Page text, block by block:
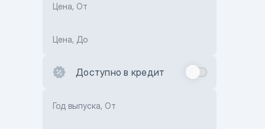
Цена, От
Цена, До
Доступно в кредит
Год выпуска, От